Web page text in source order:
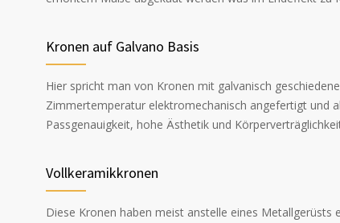
Kronen auf Galvano Basis
Hier spricht man von Kronen mit galvanisch
Zimmertemperatur elektromechanisch angefertigt und
Passgenauigkeit, hohe Ästhetik und
Vollkeramikkronen
Diese Kronen haben meist anstelle eines